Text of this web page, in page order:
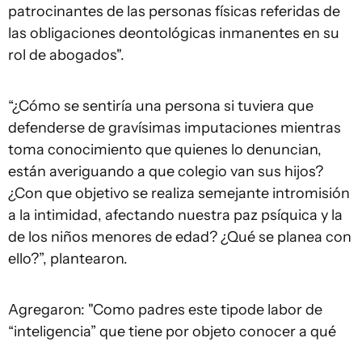
patrocinantes de las personas físicas referidas de
las obligaciones deontológicas inmanentes en su
rol de abogados".
“¿Cómo se sentiría una persona si tuviera que
defenderse de gravísimas imputaciones mientras
toma conocimiento que quienes lo denuncian,
están averiguando a que colegio van sus hijos?
¿Con que objetivo se realiza semejante intromisión
a la intimidad, afectando nuestra paz psíquica y la
de los niños menores de edad? ¿Qué se planea con
ello?”, plantearon.
Agregaron: "Como padres este tipode labor de
“inteligencia” que tiene por objeto conocer a qué